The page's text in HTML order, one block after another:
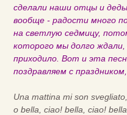
сделали наши отцы и
вообще - радости много
на светлую седмицу,
которого мы долго ждали,
приходило. Вот и эта
поздравляем с
Una mattina mi son svegliato,
o bella, ciao! bella, ciao!